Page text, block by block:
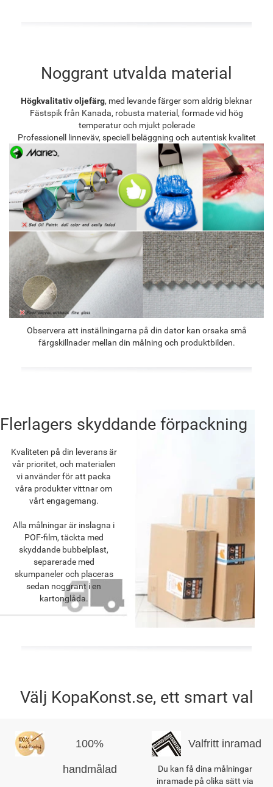
Noggrant utvalda material
Högkvalitativ oljefärg, med levande färger som aldrig bleknar
Fästspik från Kanada, robusta material, formade vid hög
temperatur och mjukt polerade
Professionell linneväv, speciell beläggning och autentisk kvalitet
Observera att inställningarna på din dator kan orsaka små
färgskillnader mellan din målning och produktbilden.
Flerlagers skyddande förpackning
Kvaliteten på din leverans är
vår prioritet, och materialen
vi använder för att packa
våra produkter vittnar om
vårt engagemang.
Alla målningar är inslagna i
POF-film, täckta med
skyddande bubbelplast,
separerade med
skumpaneler och placeras
sedan noggrant i en
kartonglåda.
Välj KopaKonst.se, ett smart val
100%
handmålad
Valfritt inramad
Du kan få dina målningar
inramade på olika sätt via